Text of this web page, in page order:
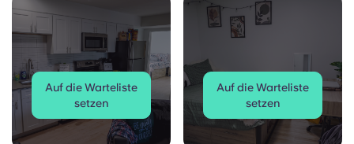
Auf die Warteliste
setzen
Auf die Warteliste
setzen